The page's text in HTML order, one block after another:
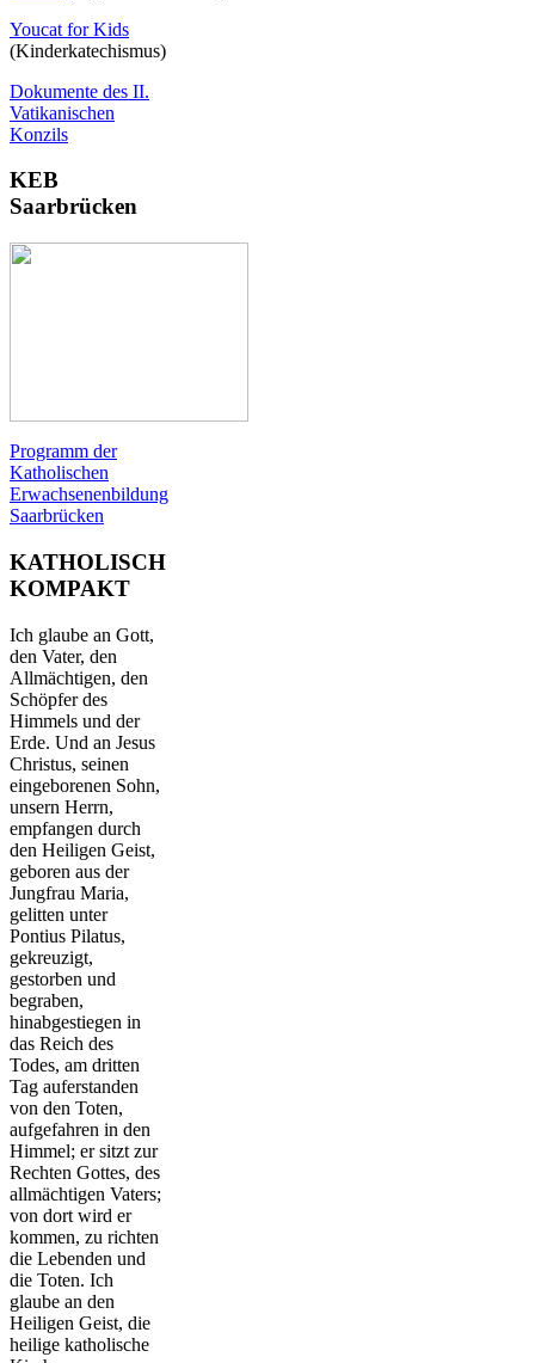
Youcat for Kids
(Kinderkatechismus)
Dokumente des II.
Vatikanischen
Konzils
KEB
Saarbrücken
Programm der
Katholischen
Erwachsenenbildung
Saarbrücken
KATHOLISCH
KOMPAKT
Ich glaube an Gott,
den Vater, den
Allmächtigen, den
Schöpfer des
Himmels und der
Erde. Und an Jesus
Christus, seinen
eingeborenen Sohn,
unsern Herrn,
empfangen durch
den Heiligen Geist,
geboren aus der
Jungfrau Maria,
gelitten unter
Pontius Pilatus,
gekreuzigt,
gestorben und
begraben,
hinabgestiegen in
das Reich des
Todes, am dritten
Tag auferstanden
von den Toten,
aufgefahren in den
Himmel; er sitzt zur
Rechten Gottes, des
allmächtigen Vaters;
von dort wird er
kommen, zu richten
die Lebenden und
die Toten. Ich
glaube an den
Heiligen Geist, die
heilige katholische